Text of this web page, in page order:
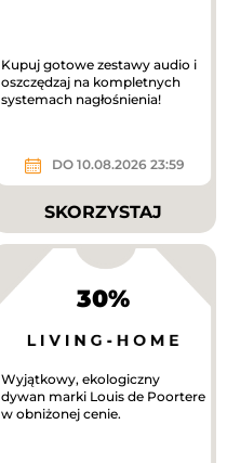
Kupuj gotowe zestawy audio i
oszczędzaj na kompletnych
systemach nagłośnienia!
DO 10.08.2026 23:59
SKORZYSTAJ
30%
Wyjątkowy, ekologiczny
dywan marki Louis de Poortere
w obniżonej cenie.